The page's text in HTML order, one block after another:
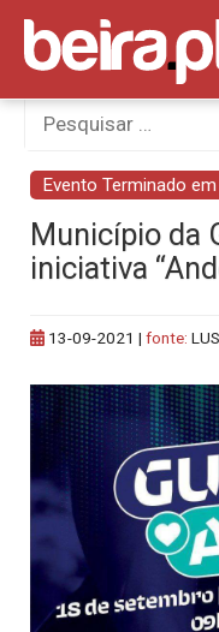
Skip
content
Procurar
por:
Evento Terminado
Município da
iniciativa
13-09-2021 | fonte: